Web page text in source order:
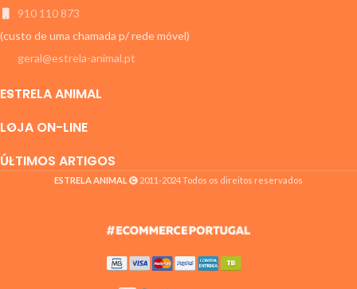
910 110 873
(custo de uma chamada p/ rede móvel)
geral@estrela-animal.pt
ESTRELA ANIMAL
LOJA ON-LINE
ÚLTIMOS ARTIGOS
ESTRELA ANIMAL 2011-2024 Todos os direitos reservados